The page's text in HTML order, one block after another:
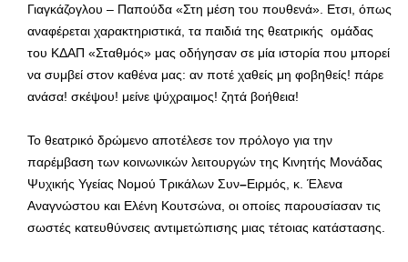
Γιαγκάζογλου – Παπούδα «Στη μέση του πουθενά». Ετσι, όπως
αναφέρεται χαρακτηριστικά, τα παιδιά της θεατρικής ομάδας
του ΚΔΑΠ «Σταθμός» μας οδήγησαν σε μία ιστορία που μπορεί
να συμβεί στον καθένα μας: αν ποτέ χαθείς μη φοβηθείς! πάρε
ανάσα! σκέψου! μείνε ψύχραιμος! ζητά βοήθεια!
Το θεατρικό δρώμενο αποτέλεσε τον πρόλογο για την
παρέμβαση των κοινωνικών λειτουργών της Κινητής Μονάδας
Ψυχικής Υγείας Νομού Τρικάλων Συν–Ειρμός, κ. Έλενα
Αναγνώστου και Ελένη Κουτσώνα, οι οποίες παρουσίασαν τις
σωστές κατευθύνσεις αντιμετώπισης μιας τέτοιας κατάστασης.